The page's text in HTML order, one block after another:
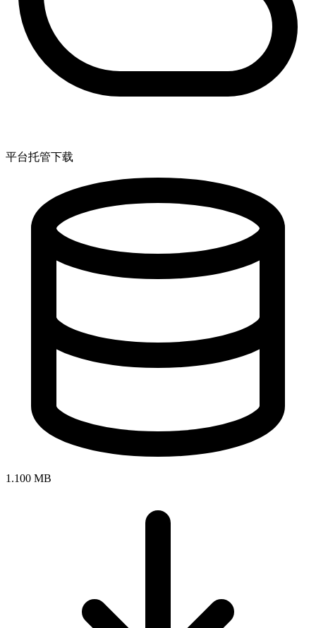
平台托管下载
1.100 MB